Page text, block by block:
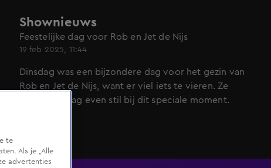
Shownieuws
Feestelijke dag voor Rob en Jet de Nijs
19 feb 2025, 11:44
Dinsdag was een bijzondere dag voor het gezin van
Rob en Jet de Nijs, want er viel iets te vieren. Ze
stonden graag even stil bij dit speciale moment.
te
Als je „Alle
advertenties